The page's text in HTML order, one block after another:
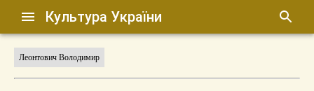
Культура України
Леонтович Володимир